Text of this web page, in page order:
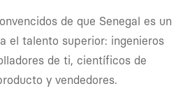
de que Senegal es un
el talento superior: ingenieros
de ti, científicos de
y vendedores.